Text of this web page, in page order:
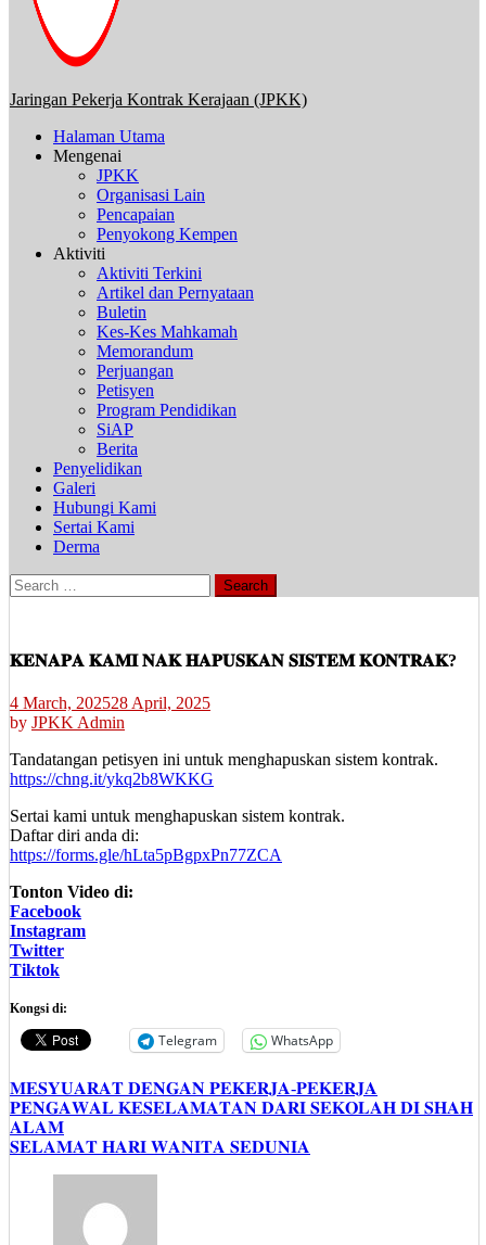
Jaringan Pekerja Kontrak Kerajaan (JPKK)
Halaman Utama
Mengenai
JPKK
Organisasi Lain
Pencapaian
Penyokong Kempen
Aktiviti
Aktiviti Terkini
Artikel dan Pernyataan
Buletin
Kes-Kes Mahkamah
Memorandum
Perjuangan
Petisyen
Program Pendidikan
SiAP
Berita
Penyelidikan
Galeri
Hubungi Kami
Sertai Kami
Derma
Search
for:
𝐊𝐄𝐍𝐀𝐏𝐀 𝐊𝐀𝐌𝐈 𝐍𝐀𝐊 𝐇𝐀𝐏𝐔𝐒𝐊𝐀𝐍 𝐒𝐈𝐒𝐓𝐄𝐌 𝐊𝐎𝐍𝐓𝐑𝐀𝐊?
4 March, 202528 April, 2025
by JPKK Admin
Tandatangan petisyen ini untuk menghapuskan sistem kontrak.
https://chng.it/ykq2b8WKKG
Sertai kami untuk menghapuskan sistem kontrak.
Daftar diri anda di:
https://forms.gle/hLta5pBgpxPn77ZCA
Tonton Video di:
Facebook
Instagram
Twitter
Tiktok
Kongsi di:
Telegram WhatsApp
Post
navigation
𝐌𝐄𝐒𝐘𝐔𝐀𝐑𝐀𝐓 𝐃𝐄𝐍𝐆𝐀𝐍 𝐏𝐄𝐊𝐄𝐑𝐉𝐀-𝐏𝐄𝐊𝐄𝐑𝐉𝐀
𝐏𝐄𝐍𝐆𝐀𝐖𝐀𝐋 𝐊𝐄𝐒𝐄𝐋𝐀𝐌𝐀𝐓𝐀𝐍 𝐃𝐀𝐑𝐈 𝐒𝐄𝐊𝐎𝐋𝐀𝐇 𝐃𝐈 𝐒𝐇𝐀𝐇
𝐀𝐋𝐀𝐌
𝐒𝐄𝐋𝐀𝐌𝐀𝐓 𝐇𝐀𝐑𝐈 𝐖𝐀𝐍𝐈𝐓𝐀 𝐒𝐄𝐃𝐔𝐍𝐈𝐀